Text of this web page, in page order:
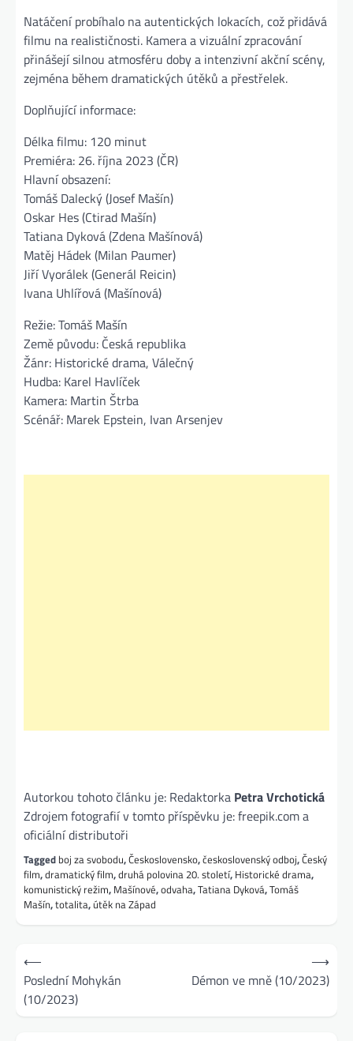
Natáčení probíhalo na autentických lokacích, což přidává
filmu na realističnosti. Kamera a vizuální zpracování
přinášejí silnou atmosféru doby a intenzivní akční scény,
zejména během dramatických útěků a přestřelek.
Doplňující informace:
Délka filmu: 120 minut
Premiéra: 26. října 2023 (ČR)
Hlavní obsazení:
Tomáš Dalecký (Josef Mašín)
Oskar Hes (Ctirad Mašín)
Tatiana Dyková (Zdena Mašínová)
Matěj Hádek (Milan Paumer)
Jiří Vyorálek (Generál Reicin)
Ivana Uhlířová (Mašínová)
Režie: Tomáš Mašín
Země původu: Česká republika
Žánr: Historické drama, Válečný
Hudba: Karel Havlíček
Kamera: Martin Štrba
Scénář: Marek Epstein, Ivan Arsenjev
Autorkou tohoto článku je: Redaktorka Petra Vrchotická
Zdrojem fotografií v tomto příspěvku je: freepik.com a
oficiální distributoři
Tagged boj za svobodu,Československo,československý odboj,Český
film,dramatický film,druhá polovina 20. století, Historické drama,
komunistický režim, Mašínové,odvaha,Tatiana Dyková,Tomáš
Mašín,totalita,útěk na Západ
Navigace
pro
příspěvek
⟵
Poslední Mohykán
(10/2023)
Démon ve mně (10/2023)
⟶